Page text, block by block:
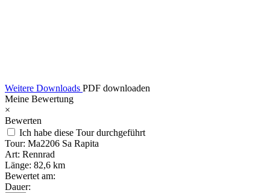
Weitere Downloads PDF downloaden
Meine Bewertung
×
Bewerten
Ich habe diese Tour durchgeführt
Tour: Ma2206 Sa Rapita
Art: Rennrad
Länge: 82,6 km
Bewertet am:
Dauer: